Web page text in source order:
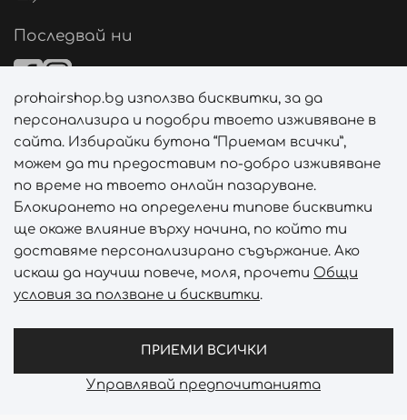
Последвай ни
Начини на плащане
Начини на доставка
Отключи ексклузивни отстъпки и лимитирани
Prohair Shop © 2026 - Всички права запазени
prohairshop.bg използва бисквитки, за да
персонализира и подобри твоето изживяване в
сайта. Избирайки бутона “Приемам всички”,
можем да ти предоставим по-добро изживяване
по време на твоето онлайн пазаруване.
Блокирането на определени типове бисквитки
ще окаже влияние върху начина, по който ти
доставяме персонализирано съдържание. Ако
искаш да научиш повече, моля, прочети Общи
условия за ползване и бисквитки.
ПРИЕМИ ВСИЧКИ
Управлявай предпочитанията